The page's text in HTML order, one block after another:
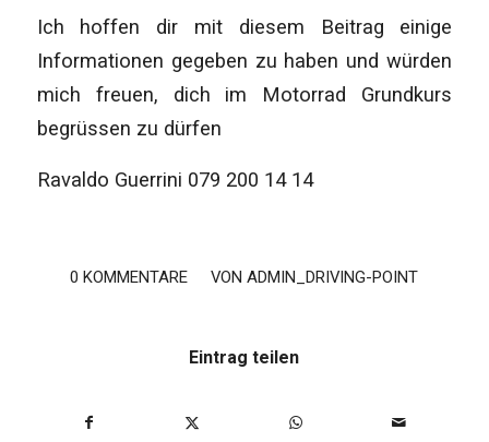
Ich hoffen dir mit diesem Beitrag einige
Informationen gegeben zu haben und würden
mich freuen, dich im Motorrad Grundkurs
begrüssen zu dürfen
Ravaldo Guerrini 079 200 14 14
0 KOMMENTARE
/ VONADMIN_DRIVING-POINT
Eintrag teilen